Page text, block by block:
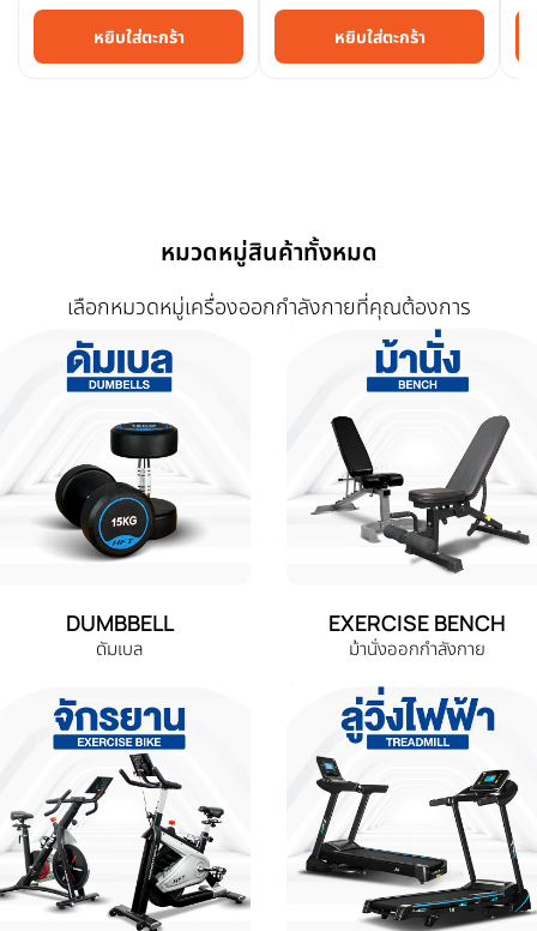
เครื่องฟิตเนส โฮมยิม แบรนด์
Impulse Homefittools
หยิบใส่ตะกร้า
เครื่องฟิตเนส โฮมยิม แบรนด์
Impulseหยิบใส่ตะกร้า
หมวดหมู่สินค้าทั้งหมด
เลือกหมวดหมู่เครื่องออกกำลังกายที่คุณต้องการ
DUMBBELL
ดัมเบล
EXERCISE BENCH
ม้านั่งออกกำลังกาย